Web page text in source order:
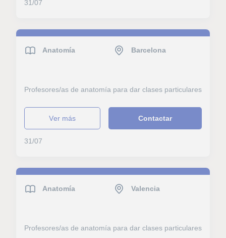
31/07
Anatomía Barcelona
Profesores/as de anatomía para dar clases particulares
ver más Contactar
31/07
Anatomía Valencia
Profesores/as de anatomía para dar clases particulares